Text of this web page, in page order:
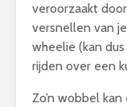
veroorzaakt
versnellen van
wheelie (kan
rijden over een
Zo’n wobbel